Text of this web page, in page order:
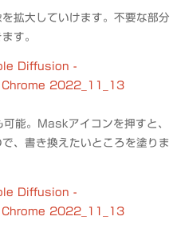
拡大していけます。不要な部分
す。
能。Maskアイコンを押すと、
、書き換えたいところを塗りま